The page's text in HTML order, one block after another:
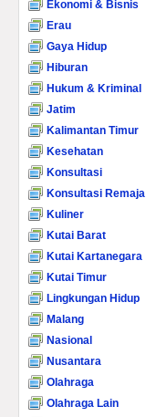
Ekonomi & Bisnis
Erau
Gaya Hidup
Hiburan
Hukum & Kriminal
Jatim
Kalimantan Timur
Kesehatan
Konsultasi
Konsultasi Remaja
Kuliner
Kutai Barat
Kutai Kartanegara
Kutai Timur
Lingkungan Hidup
Malang
Nasional
Nusantara
Olahraga
Olahraga Lain